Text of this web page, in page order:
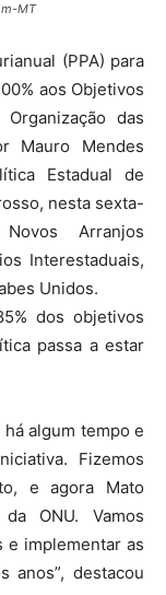
MT
(PPA) para
aos Objetivos
das
Mauro Mendes
Estadual de
nesta sexta-
Arranjos
Interestaduais,
Unidos.
dos objetivos
passa a estar
algum tempo e
Fizemos
e agora Mato
ONU. Vamos
e implementar as
anos”, destacou